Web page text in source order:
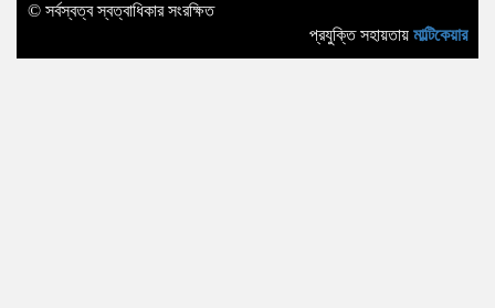
© সর্বস্বত্ব স্বত্বাধিকার সংরক্ষিত
প্রযুক্তি সহায়তায় মাল্টিকেয়ার